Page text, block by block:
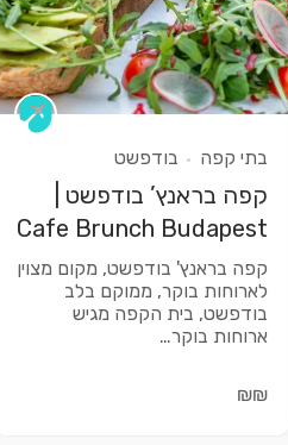
בתי קפה בודפשט
קפה בראנץ’ בודפשט |
Cafe Brunch Budapest
קפה בראנץ' בודפשט, מקום מצוין
לארוחות בוקר, ממוקם בלב
בודפשט, בית הקפה מגיש
ארוחות בוקר…
₪₪